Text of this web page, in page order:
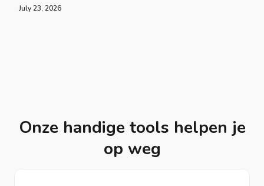
July 23, 2026
Onze handige tools helpen je
op weg